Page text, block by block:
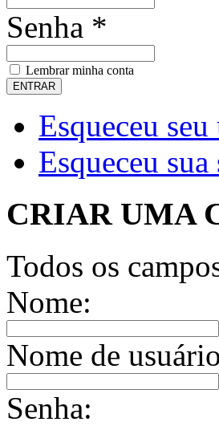
Senha *
Lembrar minha conta
Esqueceu
Esqueceu sua
CRIAR UMA
Todos os
Nome:
Nome de
Senha: